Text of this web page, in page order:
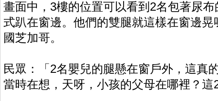
畫面中，3樓的位置可以看到2名包著尿
式趴在窗邊。他們的雙腿就這樣在窗邊
國芝加哥。
民眾：「2名嬰兒的腿懸在窗戶外，這真
當時在想，天呀，小孩的父母在哪裡？